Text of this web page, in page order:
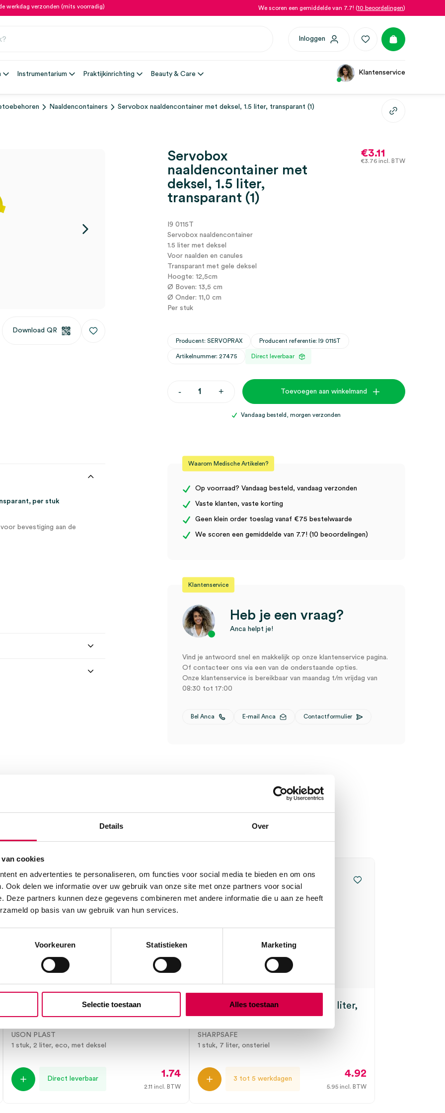
Details Over
cookies
en advertenties te personaliseren, om functies voor social media te bieden en om ons
Ook delen we informatie over uw gebruik van onze site met onze partners voor social
Deze partners kunnen deze gegevens combineren met andere informatie die u aan ze heeft
op basis van uw gebruik van hun services.
Voorkeuren Statistieken Marketing
Selectie toestaan Alles toestaan
werkdag verzonden (mits voorradig) We scoren een gemiddelde van 7.7! (10 beoordelingen)
Inloggen
Instrumentarium Praktijkinrichting Beauty & Care Klantenservice
Naaldencontainers Servobox naaldencontainer met deksel, 1.5 liter, transparant (1)
Download QR
Servobox
naaldencontainer met
deksel, 1.5 liter,
transparant (1)
€3.11
€3.76 incl. BTW
I9 0115T
Servobox naaldencontainer
1.5 liter met deksel
Voor naalden en canules
Transparant met gele deksel
Hoogte: 12,5cm
Ø Boven: 13,5 cm
Ø Onder: 11,0 cm
Per stuk
Producent: SERVOPRAX Producent referentie: I9 0115T
Artikelnummer: 27475 Direct leverbaar
-Servobox
aantal
+ Toevoegen aan winkelmand
Vandaag besteld, morgen verzonden
per stuk
bevestiging aan de
Waarom Medische Artikelen?
Op voorraad? Vandaag besteld, vandaag verzonden
Vaste klanten, vaste korting
Geen klein order toeslag vanaf €75 bestelwaarde
We scoren een gemiddelde van 7.7! (10 beoordelingen)
Klantenservice
Heb je een vraag?
Anca helpt je!
Vind je antwoord snel en makkelijk op onze klantenservice pagina.
Of contacteer ons via een van de onderstaande opties.
Onze klantenservice is bereikbaar van maandag t/m vrijdag van
08:30 tot 17:00
Bel Anca E-mail Anca Contactformulier
Eco-line servobox naaldencontainer
met deksel, 2 liter (1)
USON PLAST
1 stuk, 2 liter, eco, met deksel
Direct leverbaar 1.74
2.11 incl. BTW
Sharpsafe naaldencontainer, 7 liter,
grijs (1)
SHARPSAFE
1 stuk, 7 liter, onsteriel
3 tot 5 werkdagen 4.92
5.95incl. BTW